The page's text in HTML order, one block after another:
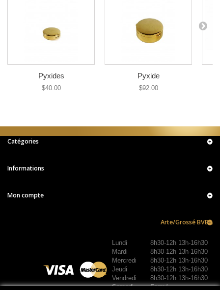
Pyxides
$40.00
Pyxide
$92.00
Catégories
Informations
Mon compte
Arte/Grossé BVBA
Lundi
Mardi
Mercredi
Jeudi
Vendredi
Samedi
8h30-12h 13h-16h30
8h30-12h 13h-16h30
8h30-12h 13h-16h30
8h30-12h 13h-16h30
8h30-12h 13h-16h30
Fermé